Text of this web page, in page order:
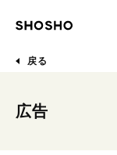
戻る
広告